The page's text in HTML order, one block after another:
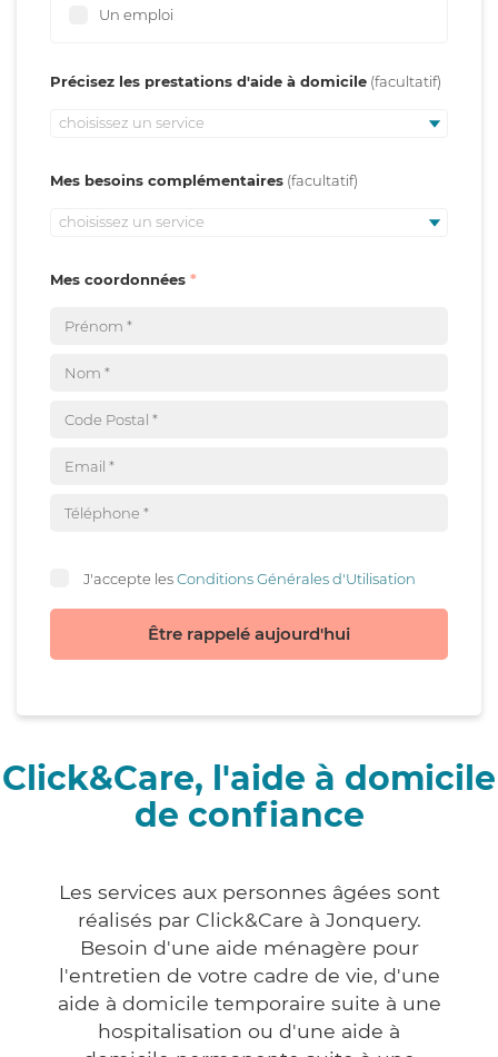
Un emploi
Précisez les prestations d'aide à domicile
choisissez un service
Mes besoins complémentaires
choisissez un service
Mes coordonnées
J'accepte lesConditions Générales d'Utilisation
Être rappelé aujourd'hui
Click&Care, l'aide à domicile
de confiance
Les services aux personnes âgées sont
réalisés par Click&Care à Jonquery.
Besoin d'une aide ménagère pour
l'entretien de votre cadre de vie, d'une
aide à domicile temporaire suite à une
hospitalisation ou d'une aide à